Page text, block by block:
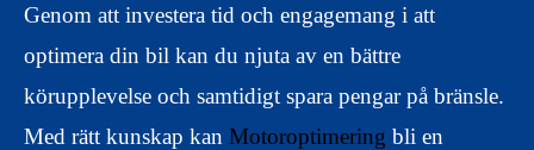
Genom att investera tid och engagemang i att
optimera din bil kan du njuta av en bättre
körupplevelse och samtidigt spara pengar på bränsle.
Med rätt kunskap kan Motoroptimering bli en